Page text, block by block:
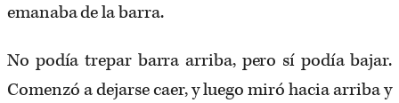
emanaba de la barra.
No podía trepar barra arriba, pero sí podía bajar.
Comenzó a dejarse caer, y luego miró hacia arriba y